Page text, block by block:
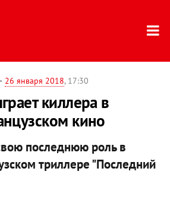
26 января 2018, 17:30
киллера в
кино
последнюю роль в
триллере "Последний